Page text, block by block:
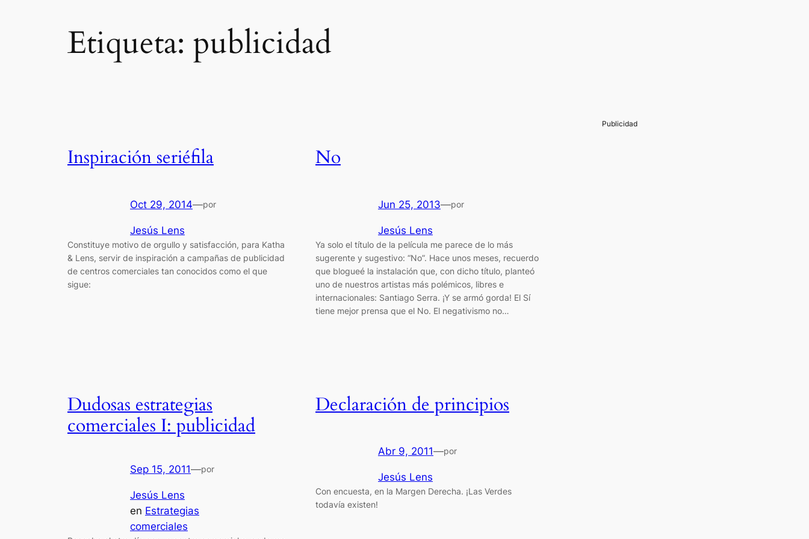
Etiqueta: publicidad
Inspiración seriéfila
Oct 29, 2014—por
Jesús Lens
Constituye motivo de orgullo y satisfacción, para Katha
& Lens, servir de inspiración a campañas de publicidad
de centros comerciales tan conocidos como el que
sigue:
No
Jun 25, 2013—por
Jesús Lens
Ya solo el título de la película me parece de lo más
sugerente y sugestivo: “No”. Hace unos meses, recuerdo
que blogueé la instalación que, con dicho título, planteó
uno de nuestros artistas más polémicos, libres e
internacionales: Santiago Serra. ¡Y se armó gorda! El Sí
tiene mejor prensa que el No. El negativismo no…
Dudosas estrategias
comerciales I: publicidad
Sep 15, 2011—por
Jesús Lens
en Estrategias
comerciales
Declaración de principios
Abr 9, 2011—por
Jesús Lens
Con encuesta, en la Margen Derecha. ¡Las Verdes
todavía existen!